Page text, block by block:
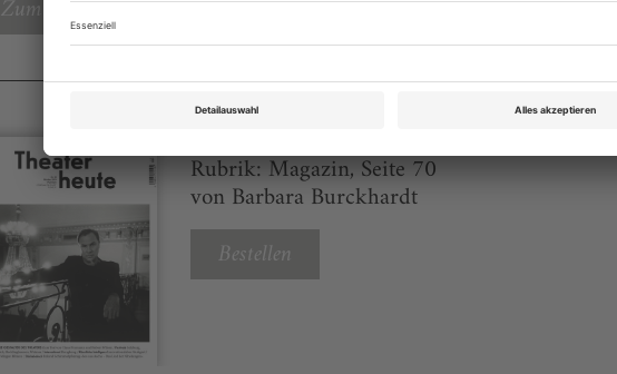
Zum Inhaltsverzeichnis
Rubrik: Magazin, Seite 70
von Barbara Burckhardt
Bestellen